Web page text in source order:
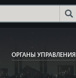
ОРГАНЫ УПРАВЛЕНИЯ